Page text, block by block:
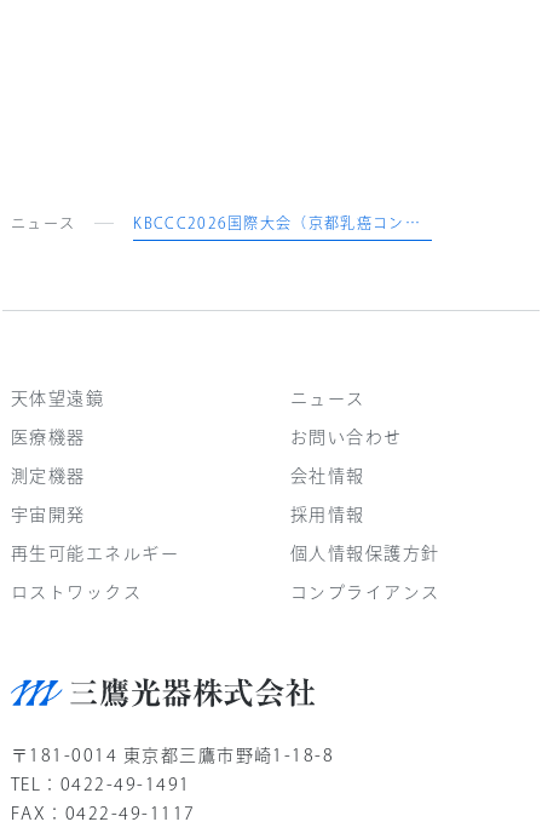
ニュース KBCCC2026国際大会（京都乳癌コンセンサス会議）出展のご案内
〒181-0014 東京都三鷹市野崎1-18-8
TEL：0422-49-1491
FAX：0422-49-1117
天体望遠鏡
医療機器
測定機器
宇宙開発
再生可能エネルギー
ロストワックス
ニュース
お問い合わせ
会社情報
採用情報
個人情報保護方針
コンプライアンス